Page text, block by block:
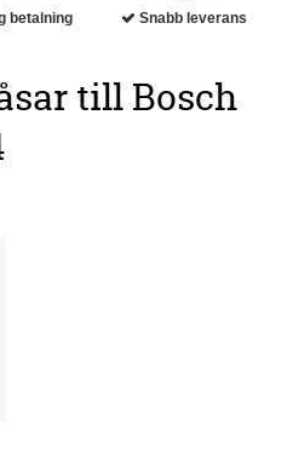
betalning Snabb leverans
till Bosch